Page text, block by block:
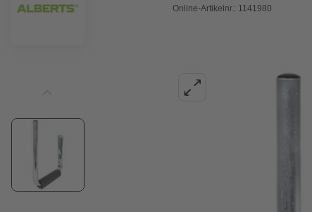
Online-Artikelnr.: 1141980